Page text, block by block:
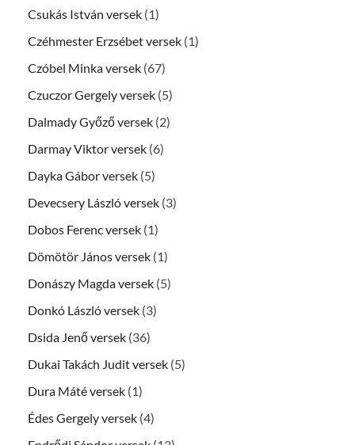
Csukás István versek (1)
Czéhmester Erzsébet versek (1)
Czóbel Minka versek (67)
Czuczor Gergely versek (5)
Dalmady Győző versek (2)
Darmay Viktor versek (6)
Dayka Gábor versek (5)
Devecsery László versek (3)
Dobos Ferenc versek (1)
Dömötör János versek (1)
Donászy Magda versek (5)
Donkó László versek (3)
Dsida Jenő versek (36)
Dukai Takách Judit versek (5)
Dura Máté versek (1)
Édes Gergely versek (4)